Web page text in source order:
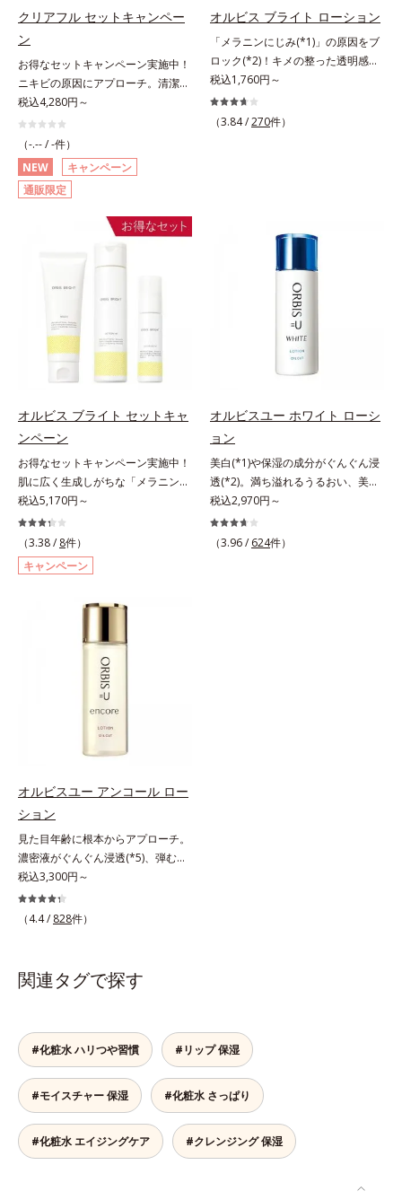
にゆらがない肌を叶えます。そし
成分「MCアクティベーター
(*5)」。肌のうるおいを引き出し・
高めて、ハリ感あふれる肌へと導き
ます。うるおいに満ちたゆらがない
肌をご体感いただくために設計され
た3ステップで、いつも力強く美し
くあり続けるあなたを応援します。
*1 肌にうるおいが満ち、維持され
ている状態*2 年齢に応じたお手入
れのこと*3 デクスパンテノール
W*4 2022年5月 Mintel社データベ
ース及び先行技術調査による当社調
にうるおいを与え、うるおいに満ち
たハリツヤ肌へ導く保湿成分
セル」を配合。カプセルが浸透して
から成分を放出する特殊技術によっ
て、高い浸透力(*2)と安定性を実
現。毛穴の目立ちをしっかりケア
(*3)して、ゆらぎやすいニキビ肌
を、みずみずしい清潔な垢抜け肌
(*4)へと導きます。たっぷりの保湿
質*2 角層内*3 うるおいによりキメ
を整えて毛穴を目立たなくする*4
洗浄による汚れの除去*5 すべての
方に皮膚刺激がおきないというわけ
ではありません※敏感肌対象パッチ
テスト済（すべての人に皮膚刺激が
おきないというわけではありませ
クリアフル セットキャンペー
ン
お得なセットキャンペーン実施中！
ニキビの原因にアプローチ。清潔な
垢抜け肌(*1)へ。「ニキビをくり返
してしまう」「毛穴目立ち(*2)が気
になる」「マスク生活であごや口ま
わりのニキビが気になる」というお
悩みに。くり返しニキビの根本原因
「肌のバリア機能の低下」と、肌悩
み「毛穴の目立ち」の両方にWでア
プローチする、薬用ニキビ対策スキ
物由来成分とコラーゲンが肌をいた
わりながらうるおいを与え、バリア
機能を維持。ニキビができにくい肌
を目指します。さらにビタミンC誘
導体(*3)と5種の整肌成分(*4)から成
る「ナノVCショットカプセル(*5)」
を配合。カプセルが浸透(*6)してか
て、高い浸透力(*6)と安定性を実
現。毛穴の目立ちをしっかりケア
(*7)して、ゆらぎやすいニキビ肌
を、みずみずしい清潔な垢抜け肌
(*1)へと導きます。たっぷりの保湿
成分で低刺激。敏感肌の方にもお使
いいただけます(*8)。L＝さっぱり
タイプ（ニキビのできやすい肌・超
脂性肌～普通肌）M＝しっとりタイ
～乾性肌）*1 洗浄による汚れの除
ヘキシルデカン酸アスコルビル配合
＝整肌成分*4 天然ビタミンE、イノ
シット、フィチン酸、ユズセラミ
ド、スフィンゴ糖脂質*5 テトラ2-
ヘキシルデカン酸アスコルビル、天
ン酸、ユズセラミド、スフィンゴ糖
肌成分*6 角層まで*7 うるおいによ
りキメを整えて毛穴を目立たなくす
る*8 すべての方に皮膚刺激がおき
ないというわけではありません※敏
感肌対象パッチテスト済（すべての
人に皮膚刺激がおきないというわけ
ではありません）※弱酸性（ローシ
税込4,280円～
（-.-- / -件）
NEW
キャンペーン
通販限定
オルビス ブライト ローション
「メラニンにじみ(*1)」の原因をブ
ロック(*2)！キメの整った透明感
(*3)のある肌印象へ導く美白(*2)化
粧水。業界初(*4)知見「メラニンの
第三のルート」である「横のひろが
現。シミやそばかすという「点」だ
「面」での透明感を阻害する原因を
引き起こしていることがわかりまし
た。そこでオルビス ブライト シリ
ーズは「メラニンにじみ」に着目し
て「高圧処理ビタミンC(*7)」を採
用。肌奥(*6)まで浸透し、シミやソ
バカスの原因となるメラニンの生成
成分の「ブライトVCコンプレック
ス(*8)」が、透明感を阻害する原因
(*9)にアプローチします。さらに肌
表面のなめらかさやみずみずしさを
サポートするために、肌荒れ防止有
湿成分も配合し、透明感を包括的に
サポート。全方位ケアのアプローチ
税込1,760円～
（3.84 /270件）
オルビス ブライト セットキャ
ンペーン
お得なセットキャンペーン実施中！
肌に広く生成しがちな「メラニンに
じみ(*1)」の原因をブロック(*2)！
澄み渡る輝き透明肌(*3)へ。業界初
(*4)知見「メラニンの第三のルー
ト」である「横のひろがり」に着目
して、全方位から透明肌を目指すブ
す。受けてしまった紫外線ダメージ
をきっかけに、肌深く(*6)では「メ
ラニンにじみ(*1)」が発現。シミや
ソバカスという「点」だけでなく、
透明感のなさなどの「面」での透明
感を阻害する原因を引き起こしてい
ることがわかりました。そこでオル
タミンC(*7)」を採用。肌奥(*6)まで
浸透し、シミやソバカスの原因とな
るメラニンの生成を食い止めます。
またオルビス独自成分の「ブライト
VCコンプレックス(*8)」が、透明感
を阻害する原因(*9)にアプローチし
ます。さらに肌表面のなめらかさや
みずみずしさをサポートするため
透明感を包括的にサポート。全方位
ケアのアプローチによって、肌本来
プ（脂性肌～普通肌）M＝しっとり
タイプ（普通肌～乾性肌）*1 シ
ミ・ソバカスが肌表面にあらわれる
こと*2 メラニンの生成を抑え、シ
ミ・ソバカスを防ぐ*3 うるおいに
よる透明感のある肌*4 日本化粧品
業界で初めてメラニンの第三のルー
税込5,170円～
（3.38 / 8件）
キャンペーン
オルビスユー ホワイト ローシ
ョン
美白(*1)や保湿の成分がぐんぐん浸
透(*2)。満ち溢れるうるおい、美肌
がやみつきに。若々しく透明感のあ
る美肌を構成する要素と、年齢肌
(*3)のメラニン生成にアプローチし
税込2,970円～
（3.96 / 624件）
オルビスユー アンコール ロー
ション
見た目年齢に根本からアプローチ。
濃密液がぐんぐん浸透(*5)、弾むよ
うな素肌へ。諦めかけていたハリ不
足、うるおい低下に先端科学ケア
(*1)でアプローチするエイジングケ
スエキスとHSP（ヒートショックプ
ロテイン）(*4)の合わせ技で、目
を感じやすい部位に働きかけ、ハリ
感のある肌へ導きます。さらに、水
でも油でもない第3の成分、even
wateroil（イーブンワテロイル）を
配合することにより、水でも油でも
実現できなかった、“濃密なうるお
い感”と“ベタつかない”、相反する2
税込3,300円～
（4.4 / 828件）
関連タグで探す
#化粧水 ハリつや習慣 #リップ 保湿
#モイスチャー 保湿 #化粧水 さっぱり
#化粧水 エイジングケア #クレンジング 保湿